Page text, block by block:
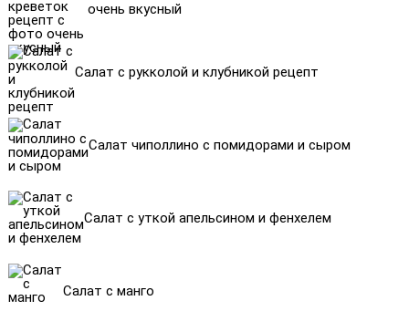
очень вкусный
Салат с рукколой и клубникой рецепт
Салат чиполлино с помидорами и сыром
Салат с уткой апельсином и фенхелем
Салат с манго